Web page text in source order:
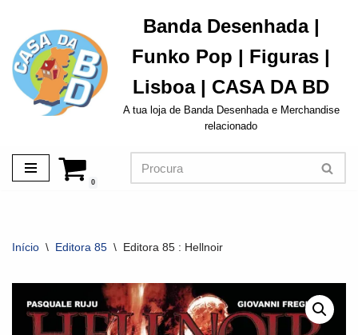
Avançar
para
o
conteúdo
Banda Desenhada |
Funko Pop | Figuras |
Lisboa | CASA DA BD
A tua loja de Banda Desenhada e Merchandise
relacionado
0
Início \ Editora 85 \ Editora 85 : Hellnoir